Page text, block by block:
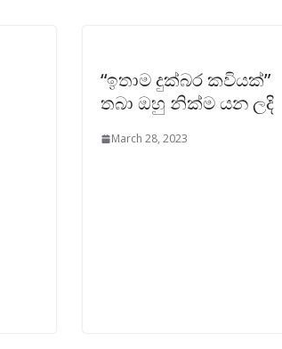
“ඉතාම දුක්බර කවියක්”
තබා ඔහු නික්ම යන ලදි
March 28, 2023